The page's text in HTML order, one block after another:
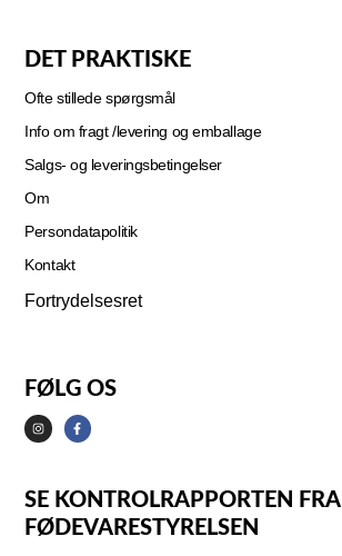
DET PRAKTISKE
Ofte stillede spørgsmål
Info om fragt /levering og emballage
Salgs- og leveringsbetingelser
Om
Persondatapolitik
Kontakt
Fortrydelsesret
FØLG OS
SE KONTROLRAPPORTEN FRA
FØDEVARESTYRELSEN